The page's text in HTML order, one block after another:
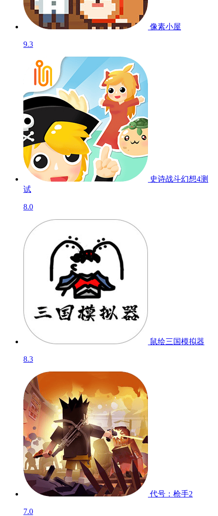
像素小屋
9.3
史诗战斗幻想4测
试
8.0
鼠绘三国模拟器
8.3
代号：枪手2
7.0